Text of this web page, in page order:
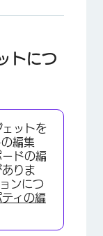
トにつ
ェットを
編集
ドの編
りま
ンにつ
ィの編